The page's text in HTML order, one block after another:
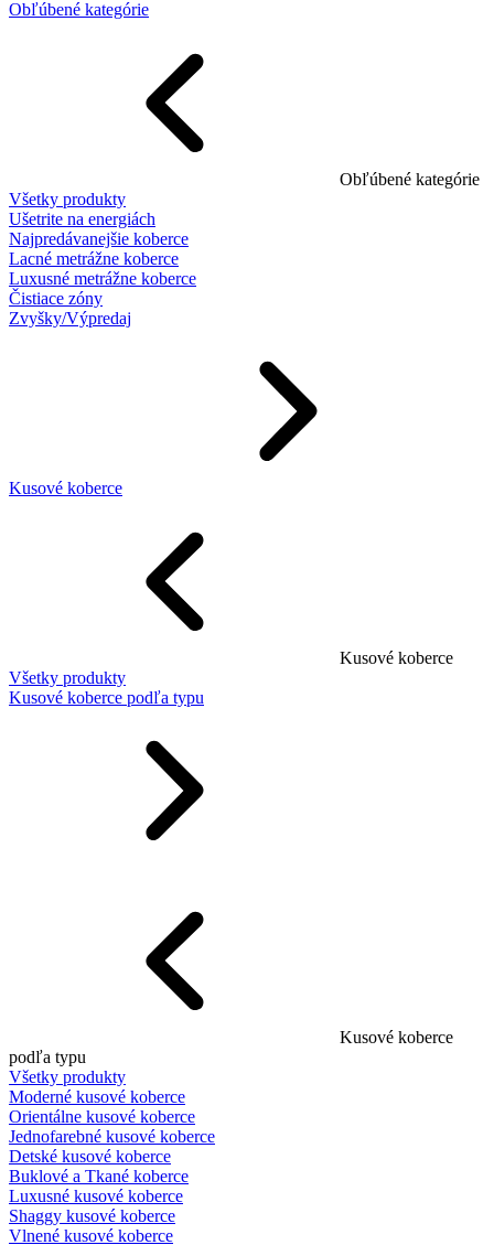
Obľúbené kategórie
Obľúbené kategórie
Všetky produkty
Ušetrite na energiách
Najpredávanejšie koberce
Lacné metrážne koberce
Luxusné metrážne koberce
Čistiace zóny
Zvyšky/Výpredaj
Kusové koberce
Kusové koberce
Všetky produkty
Kusové koberce podľa typu
Kusové koberce
podľa typu
Všetky produkty
Moderné kusové koberce
Orientálne kusové koberce
Jednofarebné kusové koberce
Detské kusové koberce
Buklové a Tkané koberce
Luxusné kusové koberce
Shaggy kusové koberce
Vlnené kusové koberce